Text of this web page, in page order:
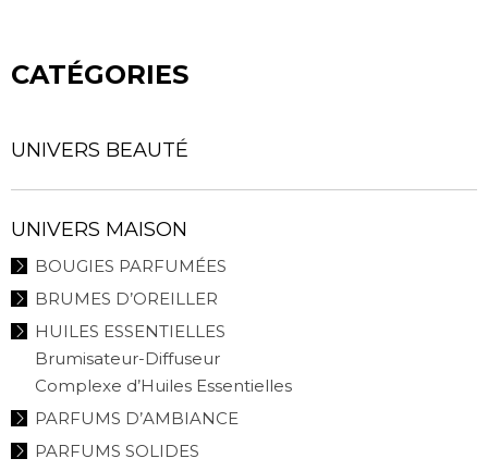
CATÉGORIES
UNIVERS BEAUTÉ
UNIVERS MAISON
BOUGIES PARFUMÉES
BRUMES D’OREILLER
HUILES ESSENTIELLES
Brumisateur-Diffuseur
Complexe d’Huiles Essentielles
PARFUMS D’AMBIANCE
PARFUMS SOLIDES